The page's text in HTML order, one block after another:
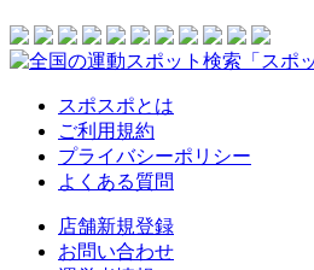
スポスポとは
ご利用規約
プライバシーポリシー
よくある質問
店舗新規登録
お問い合わせ